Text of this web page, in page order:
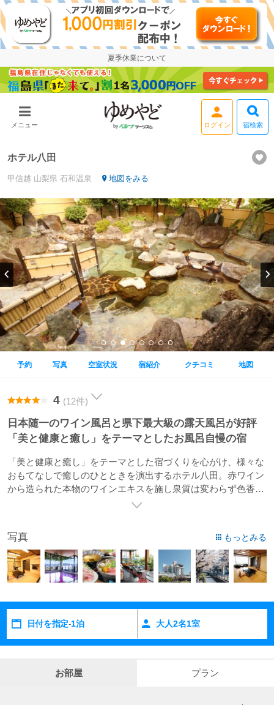
夏季休業について
メニュー 宿検索
ホテル八田
甲信越 山梨県 石和温泉 地図をみる
予約 写真 空室状況 宿紹介 クチコミ 地図
4 (12件)
日本随一のワイン風呂と県下最大級の露天風呂が好評
「美と健康と癒し」をテーマとしたお風呂自慢の宿
「美と健康と癒し」をテーマとした宿づくりを心がけ、様々な
おもてなしで癒しのひとときを演出するホテル八田。赤ワイン
から造られた本物のワインエキスを施し泉質は変わらず色香り
が絶妙な展望ワイン風呂が好評。アルコール分は除いてありま
はFFCセラミックスを導入した県下最大級の露天風呂。湯量豊
富な温泉にFFC（老化を抑制し生物の機能を活性化する作用）
を融合させることで、体に優しく美容・美肌効果のある湯浴み
をお愉しみいただけます。地元の新鮮な食材をふんだんに使用
し、職人が丹精込める甲州の味覚も魅力のひとつ。お料理との
り美味しく楽しく演出します。
写真 もっとみる
日付を指定-1泊 大人2名1室
お部屋 プラン